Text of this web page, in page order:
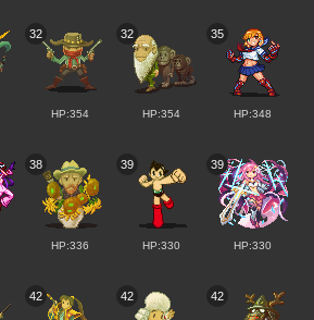
32
HP:354
32
HP:354
35
HP:348
38
HP:336
39
HP:330
39
HP:330
42 42 42